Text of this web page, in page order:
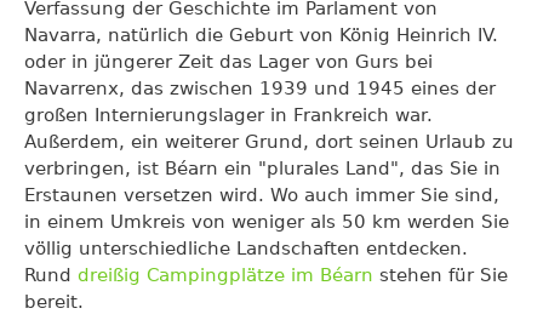
Verfassung der Geschichte im Parlament von
Navarra, natürlich die Geburt von König Heinrich IV.
oder in jüngerer Zeit das Lager von Gurs bei
Navarrenx, das zwischen 1939 und 1945 eines der
großen Internierungslager in Frankreich war.
Außerdem, ein weiterer Grund, dort seinen Urlaub zu
verbringen, ist Béarn ein "plurales Land", das Sie in
Erstaunen versetzen wird. Wo auch immer Sie sind,
in einem Umkreis von weniger als 50 km werden Sie
völlig unterschiedliche Landschaften entdecken.
Rund dreißig Campingplätze im Béarn stehen für Sie
bereit.